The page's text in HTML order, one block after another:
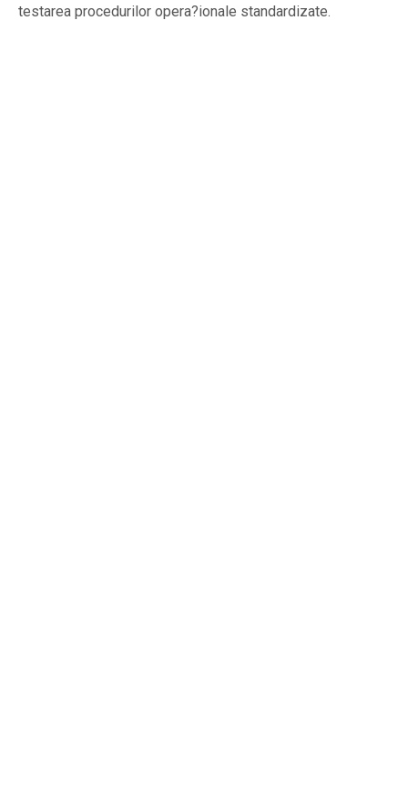
testarea procedurilor opera?ionale standardizate.